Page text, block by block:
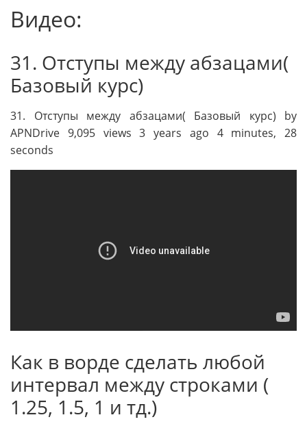
Видео:
31. Отступы между абзацами(
Базовый курс)
31. Отступы между абзацами( Базовый курс) by
APNDrive 9,095 views 3 years ago 4 minutes, 28
seconds
Как в ворде сделать любой
интервал между строками (
1.25, 1.5, 1 и тд.)